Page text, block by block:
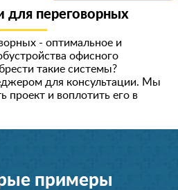
для переговорных
- оптимальное и
офисного
такие системы?
для консультации. Мы
проект и воплотить его в
примеры